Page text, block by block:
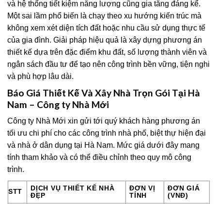
và hệ thống tiết kiệm năng lượng cũng gia tăng đáng kể.
Một sai lầm phổ biến là chạy theo xu hướng kiến trúc mà
không xem xét diện tích đất hoặc nhu cầu sử dụng thực tế
của gia đình. Giải pháp hiệu quả là xây dựng phương án
thiết kế dựa trên đặc điểm khu đất, số lượng thành viên và
ngân sách đầu tư để tạo nên công trình bền vững, tiện nghi
và phù hợp lâu dài.
Báo Giá Thiết Kế Và Xây Nhà Trọn Gói Tại Hà
Nam – Công ty Nhà Mới
Công ty Nhà Mới xin gửi tới quý khách hàng phương án
tối ưu chi phí cho các công trình nhà phố, biệt thự hiện đại
và nhà ở dân dụng tại Hà Nam. Mức giá dưới đây mang
tính tham khảo và có thể điều chỉnh theo quy mô công
trình.
STT
DỊCH VỤ THIẾT KẾ NHÀ
ĐẸP
ĐƠN VỊ
TÍNH
ĐƠN GIÁ
(VNĐ)